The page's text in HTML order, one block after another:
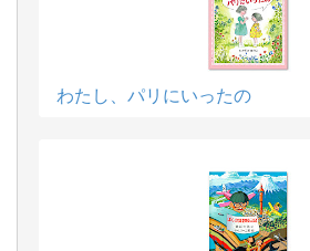
わたし、パリにいったの